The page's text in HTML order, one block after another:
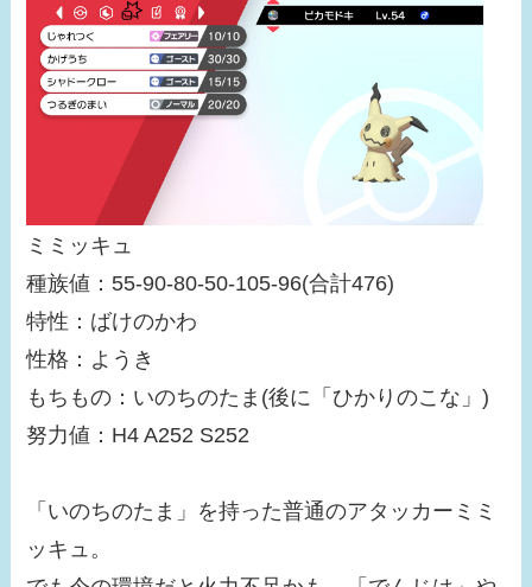
ミミッキュ
種族値：55-90-80-50-105-96(合計476)
特性：ばけのかわ
性格：ようき
もちもの：いのちのたま(後に「ひかりのこな」)
努力値：H4 A252 S252
「いのちのたま」を持った普通のアタッカーミミ
ッキュ。